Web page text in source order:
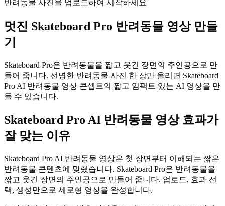
반려동물 사진을 업로드하여 시작하세요
멋진 Skateboard Pro 반려동물 영상 만들
기
Skateboard Pro은 반려동물을 짧고 웃긴 장면의 주인공으로 만
들어 줍니다. 선명한 반려동물 사진 한 장만 올리면 Skateboard
Pro AI 반려동물 영상 콘셉트의 짧고 임팩트 있는 AI 영상을 만
들 수 있습니다.
Skateboard Pro AI 반려동물 영상 효과가
잘 맞는 이유
Skateboard Pro AI 반려동물 영상은 첫 장면부터 이해되는 짧은
반려동물 콘텐츠에 맞췄습니다. Skateboard Pro은 반려동물을
짧고 웃긴 장면의 주인공으로 만들어 줍니다. 업로드, 효과 선
택, 생성만으로 세로형 영상을 완성합니다.